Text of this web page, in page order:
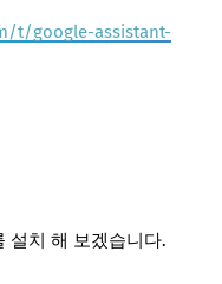
t/google-assistant-
설치 해 보겠습니다.